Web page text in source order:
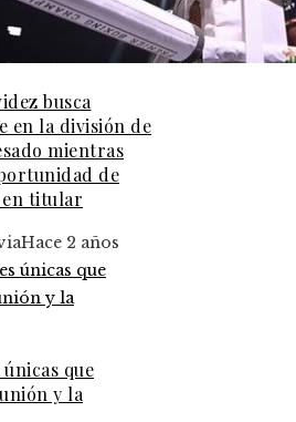
busca
en la división de
mientras
de
titular
Hace 2 años
que
y la